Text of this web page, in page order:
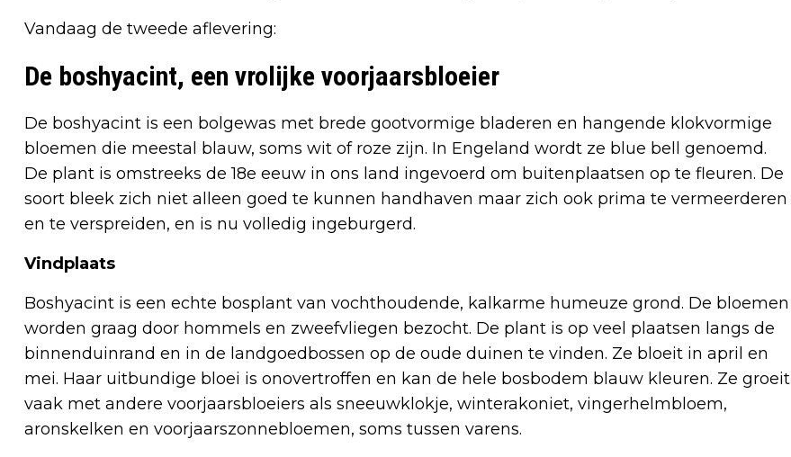
Vandaag de tweede aflevering:
De boshyacint, een vrolijke voorjaarsbloeier
De boshyacint is een bolgewas met brede gootvormige bladeren en hangende klokvormige
bloemen die meestal blauw, soms wit of roze zijn. In Engeland wordt ze blue bell genoemd.
De plant is omstreeks de 18e eeuw in ons land ingevoerd om buitenplaatsen op te fleuren. De
soort bleek zich niet alleen goed te kunnen handhaven maar zich ook prima te vermeerderen
en te verspreiden, en is nu volledig ingeburgerd.
Vindplaats
Boshyacint is een echte bosplant van vochthoudende, kalkarme humeuze grond. De bloemen
worden graag door hommels en zweefvliegen bezocht. De plant is op veel plaatsen langs de
binnenduinrand en in de landgoedbossen op de oude duinen te vinden. Ze bloeit in april en
mei. Haar uitbundige bloei is onovertroffen en kan de hele bosbodem blauw kleuren. Ze groeit
vaak met andere voorjaarsbloeiers als sneeuwklokje, winterakoniet, vingerhelmbloem,
aronskelken en voorjaarszonnebloemen, soms tussen varens.